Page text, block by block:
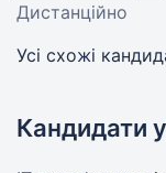
Дистанційно
Усі схожі
Кандидати